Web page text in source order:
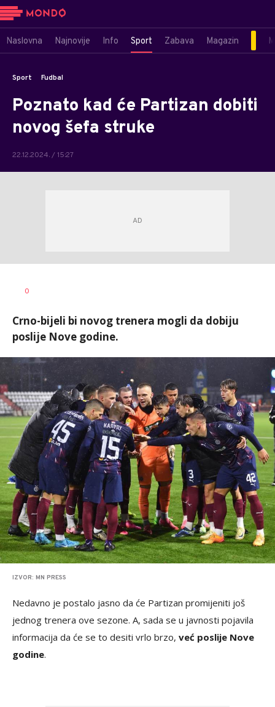
Naslovna Najnovije Info Sport Zabava Magazin
Sport Fudbal
Poznato kad će Partizan dobiti
novog šefa struke
22.12.2024. / 15:27
AUTOR
0
Crno-bijeli bi novog trenera mogli da dobiju
poslije Nove godine.
IZVOR: MN PRESS
Nedavno je postalo jasno da će Partizan promijeniti još
jednog trenera ove sezone. A, sada se u javnosti pojavila
informacija da će se to desiti vrlo brzo, već poslije Nove
godine.